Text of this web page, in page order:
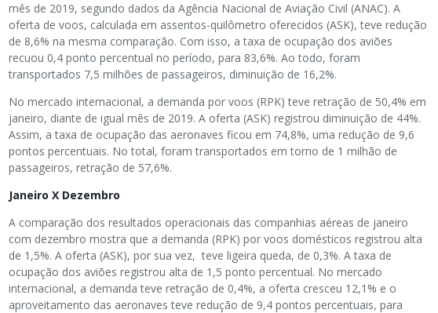
mês de 2019, segundo dados da Agência Nacional de Aviação Civil (ANAC). A
oferta de voos, calculada em assentos-quilômetro oferecidos (ASK), teve redução
de 8,6% na mesma comparação. Com isso, a taxa de ocupação dos aviões
recuou 0,4 ponto percentual no período, para 83,6%. Ao todo, foram
transportados 7,5 milhões de passageiros, diminuição de 16,2%.
No mercado internacional, a demanda por voos (RPK) teve retração de 50,4% em
janeiro, diante de igual mês de 2019. A oferta (ASK) registrou diminuição de 44%.
Assim, a taxa de ocupação das aeronaves ficou em 74,8%, uma redução de 9,6
pontos percentuais. No total, foram transportados em torno de 1 milhão de
passageiros, retração de 57,6%.
Janeiro X Dezembro
A comparação dos resultados operacionais das companhias aéreas de janeiro
com dezembro mostra que a demanda (RPK) por voos domésticos registrou alta
de 1,5%. A oferta (ASK), por sua vez, teve ligeira queda, de 0,3%. A taxa de
ocupação dos aviões registrou alta de 1,5 ponto percentual. No mercado
internacional, a demanda teve retração de 0,4%, a oferta cresceu 12,1% e o
aproveitamento das aeronaves teve redução de 9,4 pontos percentuais, para